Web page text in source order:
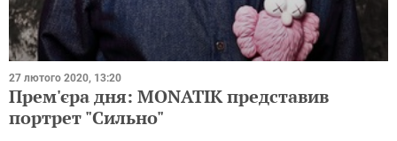
27 лютого 2020, 13:20
Прем'єра дня: MONATIK представив
портрет "Сильно"